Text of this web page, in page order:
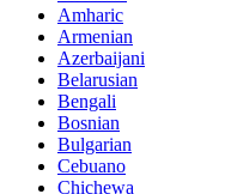
Amharic
Armenian
Azerbaijani
Belarusian
Bengali
Bosnian
Bulgarian
Cebuano
Chichewa